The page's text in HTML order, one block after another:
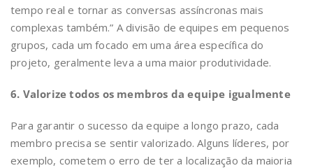
tempo real e tornar as conversas assíncronas mais
complexas também.” A divisão de equipes em pequenos
grupos, cada um focado em uma área específica do
projeto, geralmente leva a uma maior produtividade.
6. Valorize todos os membros da equipe igualmente
Para garantir o sucesso da equipe a longo prazo, cada
membro precisa se sentir valorizado. Alguns líderes, por
exemplo, cometem o erro de ter a localização da maioria